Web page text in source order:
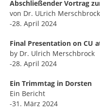
Abschließender Vortrag
von Dr. ULrich Merschbrock
-28. April 2024
Final Presentation on CU
by Dr. Ulrich Merschbrock
-28. April 2024
Ein Trimmtag in Dorsten
Ein Bericht
-31. März 2024